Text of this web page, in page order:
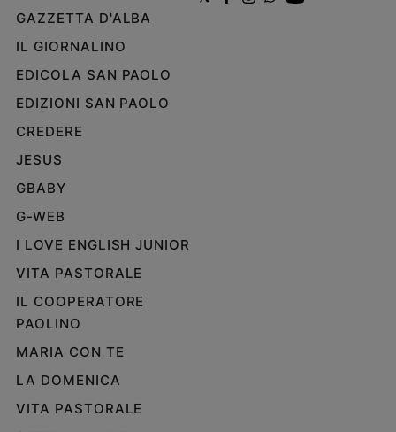
GAZZETTA D'ALBA
IL GIORNALINO
EDICOLA SAN PAOLO
EDIZIONI SAN PAOLO
CREDERE
JESUS
GBABY
G-WEB
I LOVE ENGLISH JUNIOR
VITA PASTORALE
IL COOPERATORE
PAOLINO
MARIA CON TE
LA DOMENICA
VITA PASTORALE